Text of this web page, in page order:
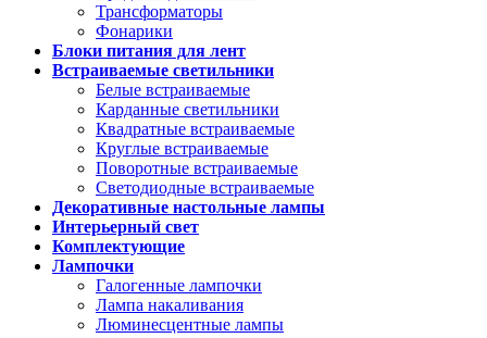
Трансформаторы
Фонарики
Блоки питания для лент
Встраиваемые светильники
Белые встраиваемые
Карданные светильники
Квадратные встраиваемые
Круглые встраиваемые
Поворотные встраиваемые
Светодиодные встраиваемые
Декоративные настольные лампы
Интерьерный свет
Комплектующие
Лампочки
Галогенные лампочки
Лампа накаливания
Люминесцентные лампы